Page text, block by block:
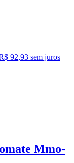
92,93 sem juros
Mmo-